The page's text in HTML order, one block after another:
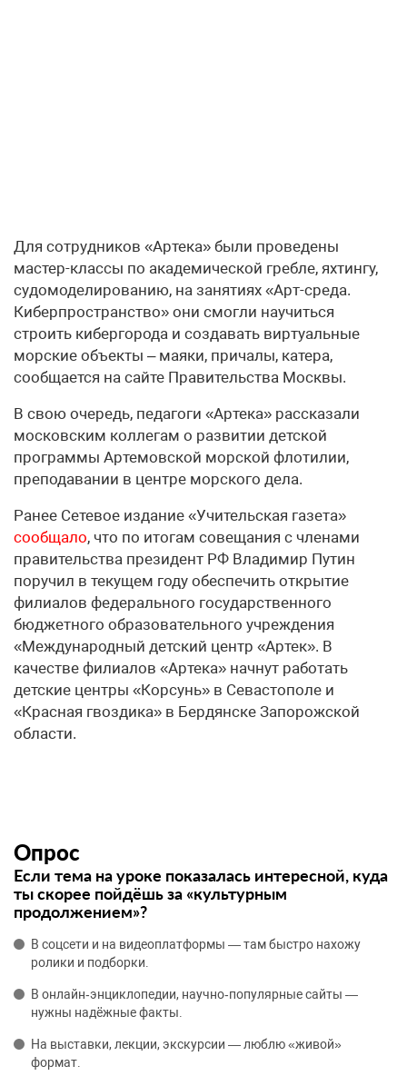
Для сотрудников «Артека» были проведены
мастер-классы по академической гребле, яхтингу,
судомоделированию, на занятиях «Арт-среда.
Киберпространство» они смогли научиться
строить кибергорода и создавать виртуальные
морские объекты – маяки, причалы, катера,
сообщается на сайте Правительства Москвы.
В свою очередь, педагоги «Артека» рассказали
московским коллегам о развитии детской
программы Артемовской морской флотилии,
преподавании в центре морского дела.
Ранее Сетевое издание «Учительская газета»
сообщало, что по итогам совещания с членами
правительства президент РФ Владимир Путин
поручил в текущем году обеспечить открытие
филиалов федерального государственного
бюджетного образовательного учреждения
«Международный детский центр «Артек». В
качестве филиалов «Артека» начнут работать
детские центры «Корсунь» в Севастополе и
«Красная гвоздика» в Бердянске Запорожской
области.
Опрос
Если тема на уроке показалась интересной, куда
ты скорее пойдёшь за «культурным
продолжением»?
В соцсети и на видеоплатформы — там быстро нахожу
ролики и подборки.
В онлайн‑энциклопедии, научно‑популярные сайты —
нужны надёжные факты.
На выставки, лекции, экскурсии — люблю «живой»
формат.